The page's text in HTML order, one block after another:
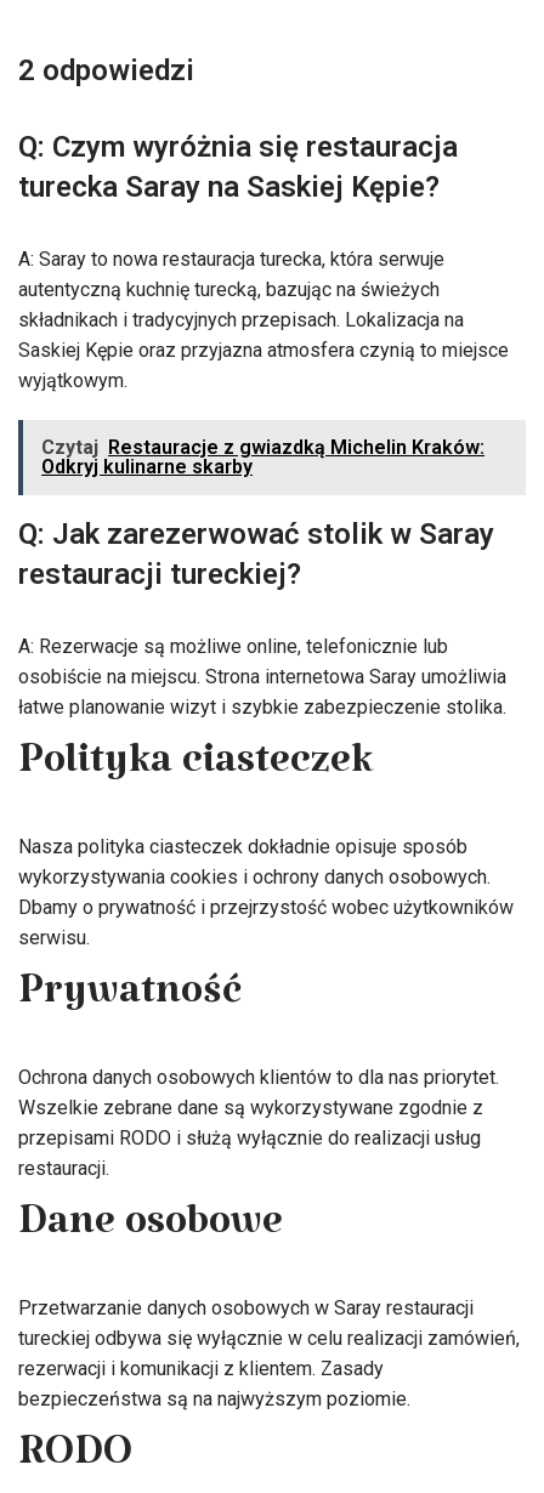
2 odpowiedzi
Q: Czym wyróżnia się restauracja
turecka Saray na Saskiej Kępie?
A: Saray to nowa restauracja turecka, która serwuje
autentyczną kuchnię turecką, bazując na świeżych
składnikach i tradycyjnych przepisach. Lokalizacja na
Saskiej Kępie oraz przyjazna atmosfera czynią to miejsce
wyjątkowym.
Czytaj Restauracje z gwiazdką Michelin Kraków:
Odkryj kulinarne skarby
Q: Jak zarezerwować stolik w Saray
restauracji tureckiej?
A: Rezerwacje są możliwe online, telefonicznie lub
osobiście na miejscu. Strona internetowa Saray umożliwia
łatwe planowanie wizyt i szybkie zabezpieczenie stolika.
Polityka ciasteczek
Nasza polityka ciasteczek dokładnie opisuje sposób
wykorzystywania cookies i ochrony danych osobowych.
Dbamy o prywatność i przejrzystość wobec użytkowników
serwisu.
Prywatność
Ochrona danych osobowych klientów to dla nas priorytet.
Wszelkie zebrane dane są wykorzystywane zgodnie z
przepisami RODO i służą wyłącznie do realizacji usług
restauracji.
Dane osobowe
Przetwarzanie danych osobowych w Saray restauracji
tureckiej odbywa się wyłącznie w celu realizacji zamówień,
rezerwacji i komunikacji z klientem. Zasady
bezpieczeństwa są na najwyższym poziomie.
RODO